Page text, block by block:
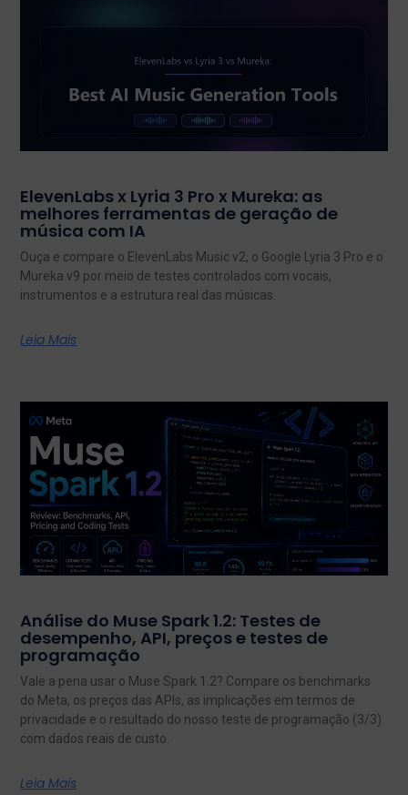
ElevenLabs x Lyria 3 Pro x Mureka: as
melhores ferramentas de geração de
música com IA
Ouça e compare o ElevenLabs Music v2, o Google Lyria 3 Pro e o
Mureka v9 por meio de testes controlados com vocais,
instrumentos e a estrutura real das músicas.
Leia Mais
Análise do Muse Spark 1.2: Testes de
desempenho, API, preços e testes de
programação
Vale a pena usar o Muse Spark 1.2? Compare os benchmarks
do Meta, os preços das APIs, as implicações em termos de
privacidade e o resultado do nosso teste de programação (3/3)
com dados reais de custo.
Leia Mais